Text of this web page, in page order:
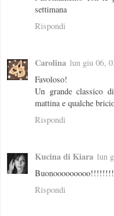
settimana
Rispondi
Carolina lun giu 06,
Favoloso!
Un grande classico
mattina e qualche
Rispondi
Kucina di Kiara lun
Rispondi